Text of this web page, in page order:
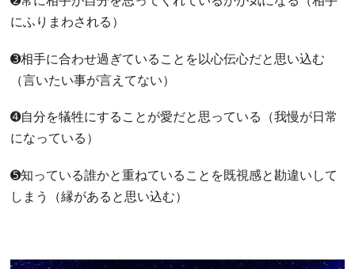
にふりまわされる）
➌相手に合わせ過ぎていることを以心伝心だと思い込む
（言いたい事が言えてない）
➍自分を犠牲にすることが愛だと思っている（我慢が日常
になっている）
➎知っている誰かと重ねていることを既視感と勘違いして
しまう（縁があると思い込む）